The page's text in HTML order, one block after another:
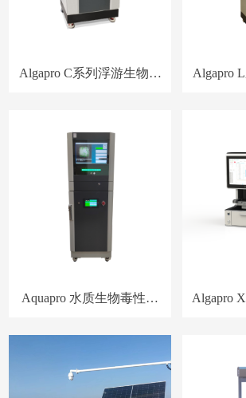
Algapro C系列浮游生物自
Algapro
Aquapro 水质生物毒性鱼
Algapro